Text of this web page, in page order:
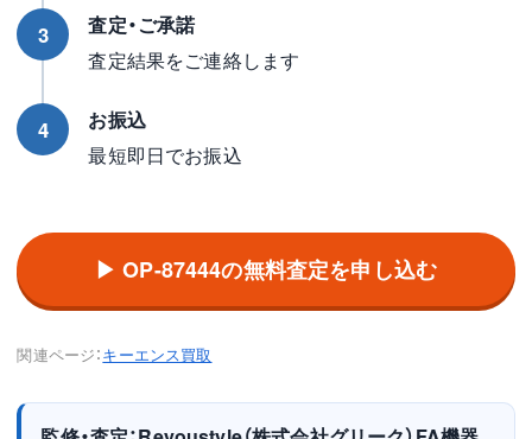
3
査定・ご承諾
査定結果をご連絡します
4
お振込
最短即日でお振込
▶ OP-87444の無料査定を申し込む
関連ページ：キーエンス買取